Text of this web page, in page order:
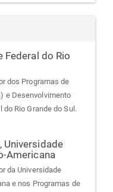
Federal do Rio
dos Programas de
e Desenvolvimento
do Rio Grande do Sul.
Universidade
Americana
da Universidade
e nos Programas de